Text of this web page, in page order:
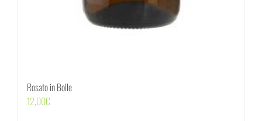
Rosato in Bolle
12,00€